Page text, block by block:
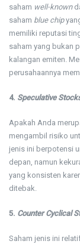
saham well-known
saham blue chip
memiliki reputasi
saham yang bukan
kalangan emiten.
perusahaannya
4. Speculative
Apakah Anda
mengambil risiko
jenis ini berpotensi
depan, namun
yang konsisten
ditebak.
5. Counter Cyclical
Saham jenis ini